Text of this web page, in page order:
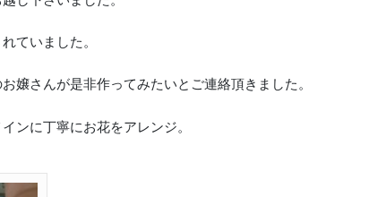
ていました。
嬢さんが是非作ってみたいとご連絡頂きました。
ンに丁寧にお花をアレンジ。